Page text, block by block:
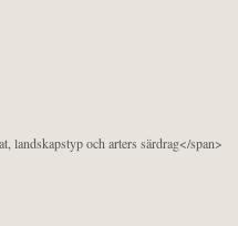
landskapstyp och arters särdrag</span>